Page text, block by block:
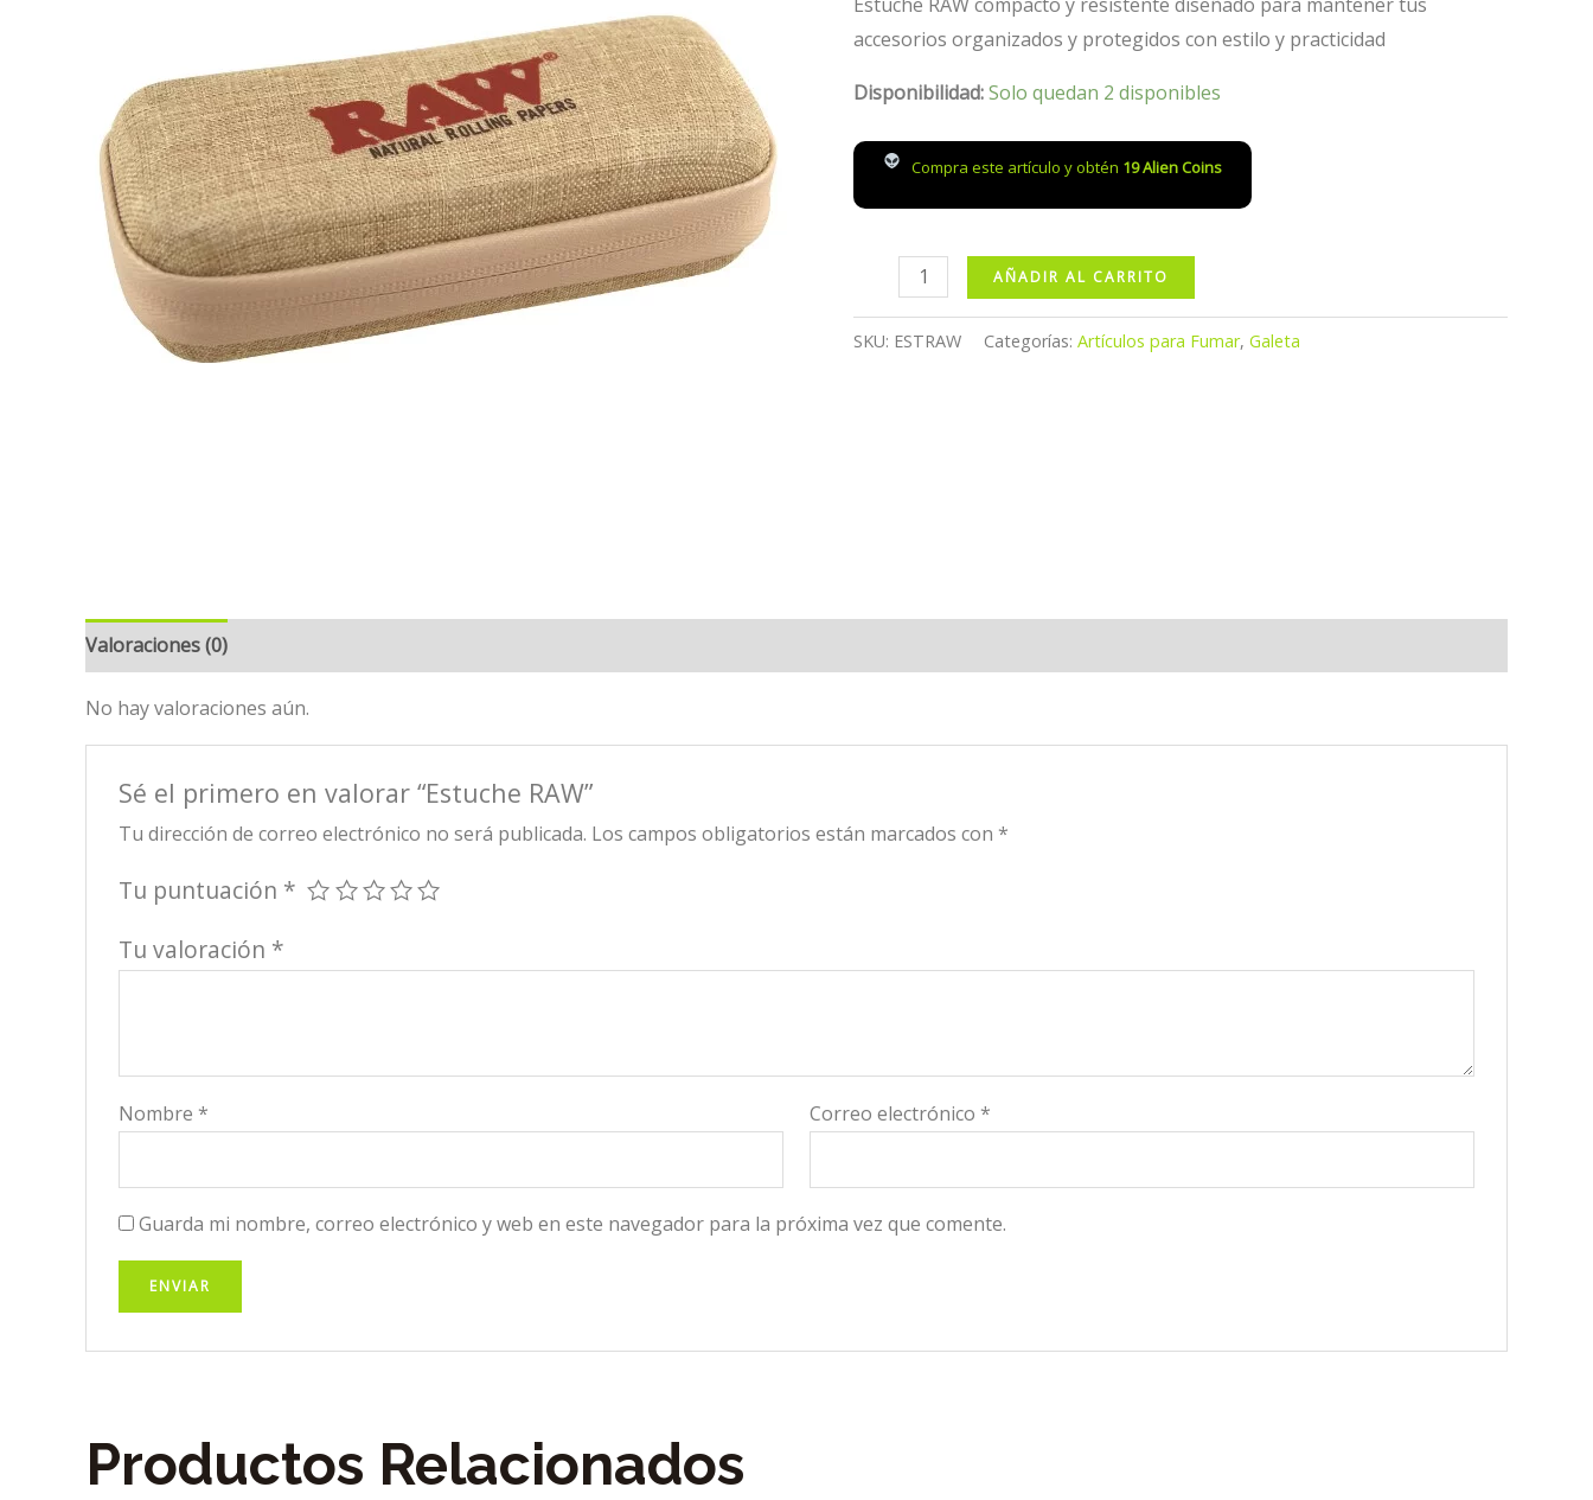
accesorios organizados y protegidos con estilo y practicidad
Disponibilidad:Solo quedan 2 disponibles
Compra este artículo y obtén 19Alien Coins
Estuche
cantidad
AÑADIR AL CARRITO
SKU: ESTRAW Categorías: Artículos para Fumar, Galeta
Valoraciones (0)
No hay valoraciones aún.
Sé el primero en valorar “Estuche RAW”
Tu dirección de correo electrónico no será publicada. Los campos obligatorios están marcados con *
Tu puntuación *
Tu valoración *
Nombre * Correo electrónico *
Guarda mi nombre, correo electrónico y web en este navegador para la próxima vez que comente.
Productos Relacionados